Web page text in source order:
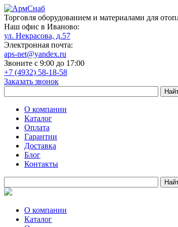
Торговля оборудованием и материалами для
Наш офис в Иваново:
ул. Некрасова, д.57
Электронная почта:
aps-net@yandex.ru
Звоните с 9:00 до 17:00
+7 (4932) 58-18-58
Заказать звонок
О компании
Каталог
Оплата
Гарантии
Доставка
Блог
Контакты
О компании
Каталог